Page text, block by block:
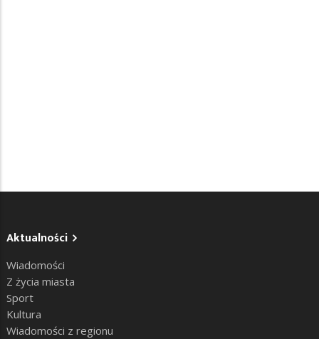
Aktualności
Wiadomości
Z życia miasta
Sport
Kultura
Wiadomości z regionu